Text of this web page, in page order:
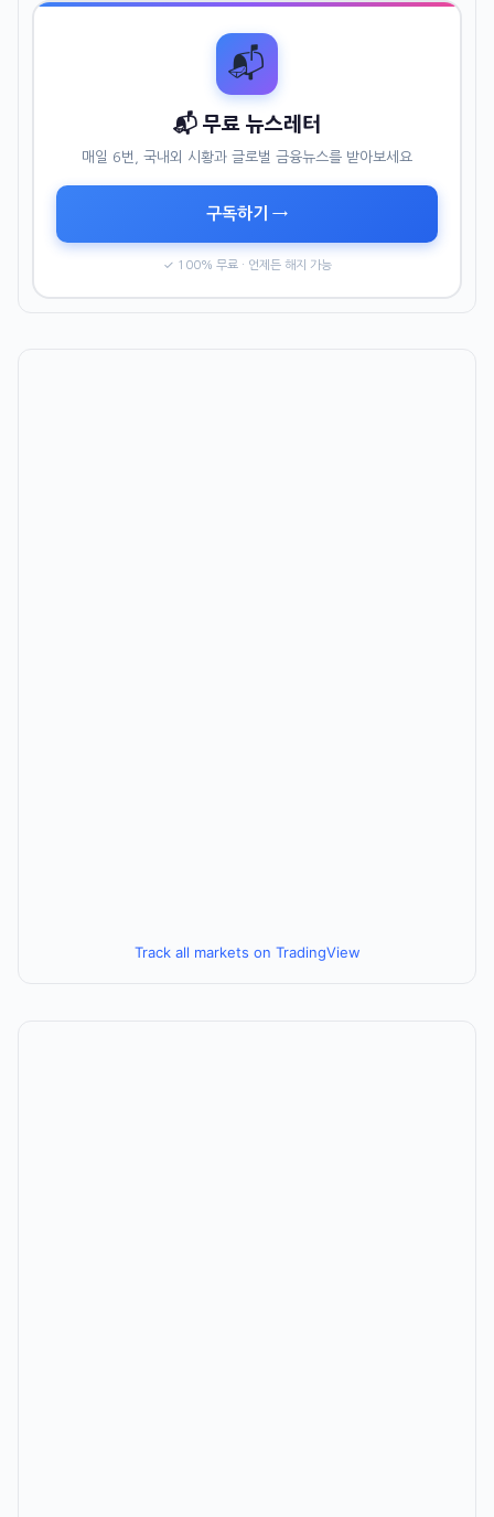
📬
📬 무료 뉴스레터
매일 6번, 국내외 시황과 글로벌 금융뉴스를 받아보세요
구독하기 →
✓ 100% 무료 · 언제든 해지 가능
Track all markets on TradingView